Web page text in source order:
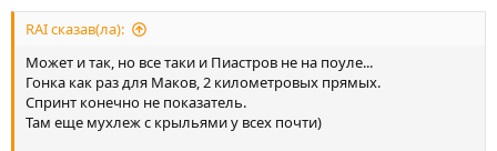
RAI сказав(ла):
Может и так, но все таки и Пиастров не на поуле...
Гонка как раз для Маков, 2 километровых прямых.
Спринт конечно не показатель.
Там еще мухлеж с крыльями у всех почти)